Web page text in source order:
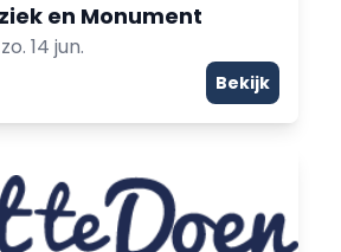
en Monument
14 jun.
Bekijk